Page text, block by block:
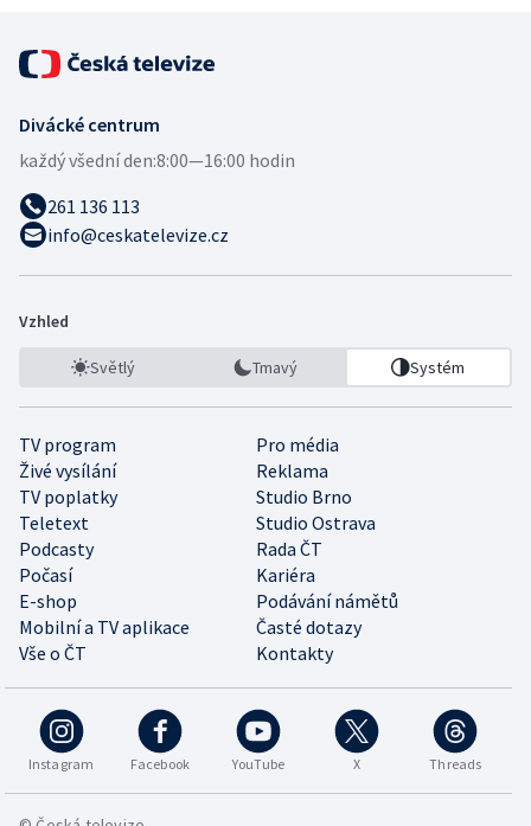
Divácké centrum
každý všední den:8:00—16:00 hodin
261 136 113
info@ceskatelevize.cz
Vzhled
Světlý Tmavý Systém
TV program
Pro média
Živé vysílání
Reklama
TV poplatky
Studio Brno
Teletext
Studio Ostrava
Podcasty
Rada ČT
Počasí
Kariéra
E-shop
Podávání námětů
Mobilní a TV aplikace
Časté dotazy
Vše o ČT
Kontakty
Instagram Facebook YouTube X Threads